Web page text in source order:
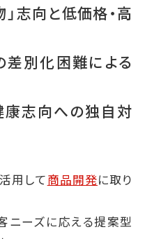
志向と低価格・高
差別化困難による
康志向への独自対
用して商品開発に取り
ニーズに応える提案型